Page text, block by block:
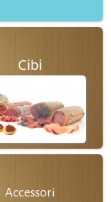
Cibi
Accessori